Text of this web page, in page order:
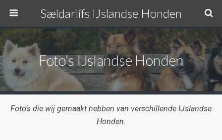
Sældarlífs IJslandse Honden
Foto’s IJslandse Honden
Foto’s die wij gemaakt hebben van verschillende IJslandse
Honden.